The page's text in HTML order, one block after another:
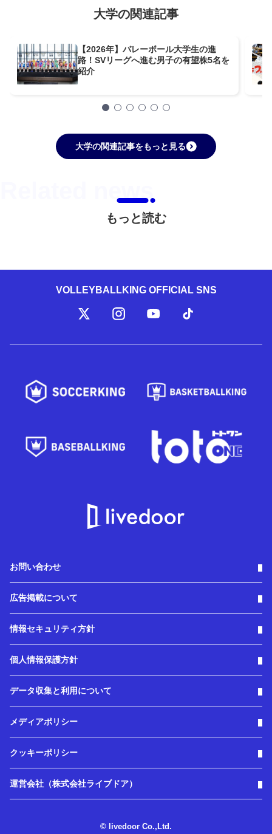
大学の関連記事
【2026年】バレーボール大学生の進
路！SVリーグへ進む男子の有望株5名を
紹介
大学の関連記事をもっと見る
もっと読む
VOLLEYBALLKING OFFICIAL SNS
お問い合わせ
広告掲載について
情報セキュリティ方針
個人情報保護方針
データ収集と利用について
メディアポリシー
クッキーポリシー
運営会社（株式会社ライブドア）
© livedoor Co.,Ltd.